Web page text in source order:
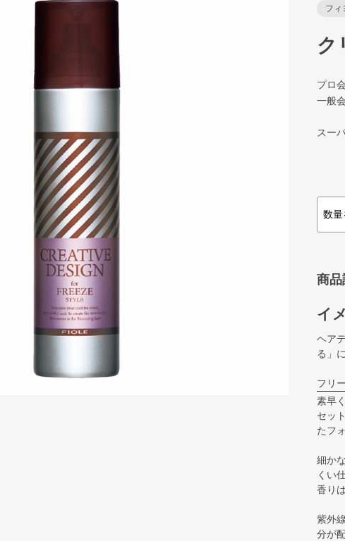
フィ
ク
プロ
一般
スー
商品
イ
ヘア
る」
フリ
素早
セッ
たフ
細か
くい
香り
紫外
分が